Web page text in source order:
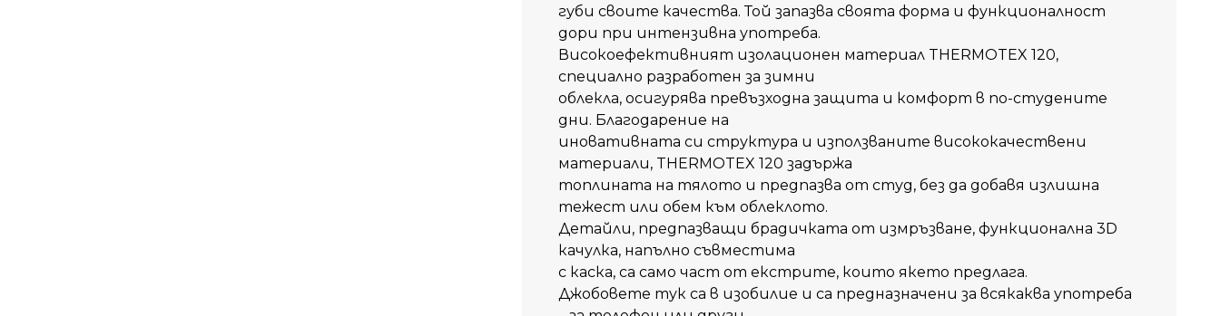
губи своите качества. Той запазва своята форма и функционалност
дори при интензивна употреба.
Високоефективният изолационен материал THERMOTEX 120,
специално разработен за зимни
облекла, осигурява превъзходна защита и комфорт в по-студените
дни. Благодарение на
иновативната си структура и използваните висококачествени
материали, THERMOTEX 120 задържа
топлината на тялото и предпазва от студ, без да добавя излишна
тежест или обем към облеклото.
Детайли, предпазващи брадичката от измръзване, функционална 3D
качулка, напълно съвместима
с каска, са само част от екстрите, които якето предлага.
Джобовете тук са в изобилие и са предназначени за всякаква употреба